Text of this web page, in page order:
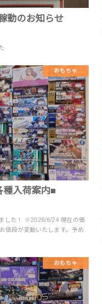
動のお知らせ
おもちゃ
種入荷案内■
した！ ※2026/6/24 現在の価
値段が変動いたします。予め
おもちゃ